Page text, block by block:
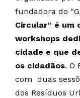
fundadora do
Circular” é um
workshops
cidade e que
os cidadãos. O
com duas
dos Resíduos